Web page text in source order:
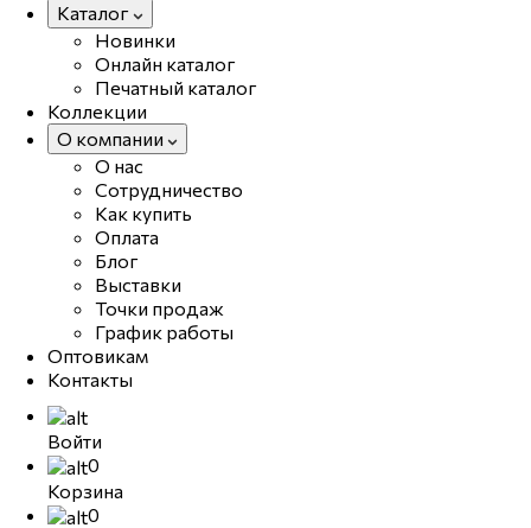
Каталог
Новинки
Онлайн каталог
Печатный каталог
Коллекции
О компании
О нас
Сотрудничество
Как купить
Оплата
Блог
Выставки
Точки продаж
График работы
Оптовикам
Контакты
Войти
0
Корзина
0